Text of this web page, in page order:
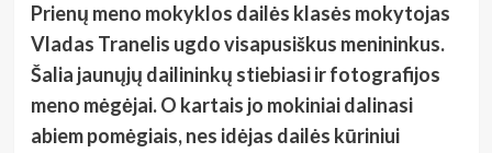
Prienų meno mokyklos dailės klasės mokytojas
Vladas Tranelis ugdo visapusiškus menininkus.
Šalia jaunųjų dailininkų stiebiasi ir fotografijos
meno mėgėjai. O kartais jo mokiniai dalinasi
abiem pomėgiais, nes idėjas dailės kūriniui